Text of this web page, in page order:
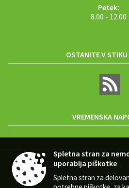
Petek:
8.00 - 12.00
OSTANITE V STIKU
VREMENSKA
Zasnova, izvedba in
Splošni pogoji
Spletna stran za
uporablja piškotke
Spletna stran za